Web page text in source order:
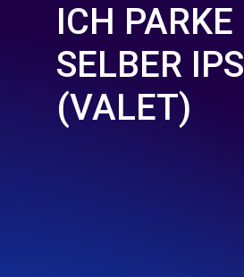
ICH PARKE
SELBER IPS
(VALET)